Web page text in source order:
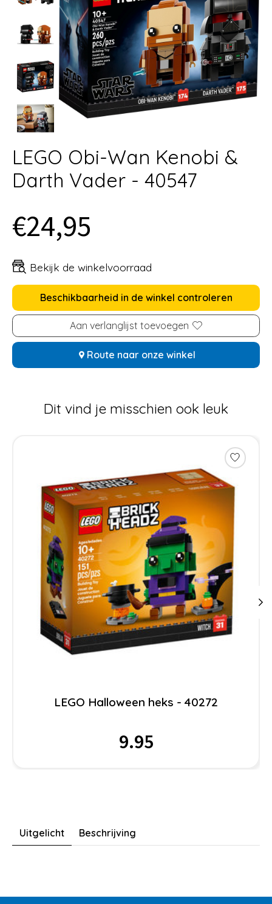
LEGO Obi-Wan Kenobi &
Darth Vader - 40547
€24,95
Bekijk de winkelvoorraad
Beschikbaarheid in de winkel controleren
Aan verlanglijst toevoegen
Route naar onze winkel
Dit vind je misschien ook leuk
LEGO Halloween heks - 40272
9.95
Uitgelicht Beschrijving